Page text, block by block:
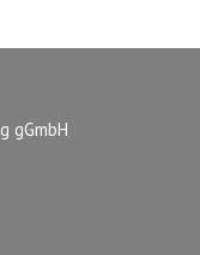
gGmbH